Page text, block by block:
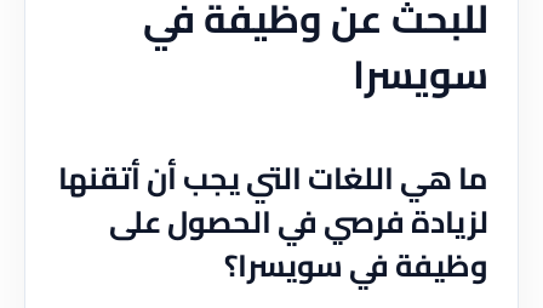
للبحث عن وظيفة في
سويسرا
ما هي اللغات التي يجب أن أتقنها
لزيادة فرصي في الحصول على
وظيفة في سويسرا؟